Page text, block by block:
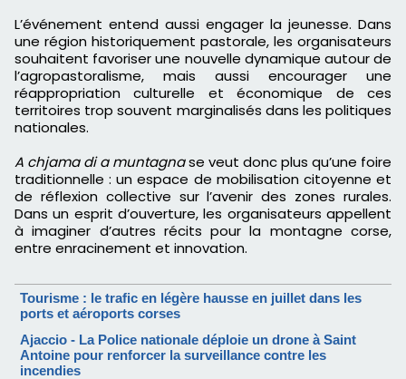
L’événement entend aussi engager la jeunesse. Dans
une région historiquement pastorale, les organisateurs
souhaitent favoriser une nouvelle dynamique autour de
l’agropastoralisme, mais aussi encourager une
réappropriation culturelle et économique de ces
territoires trop souvent marginalisés dans les politiques
nationales.
A chjama di a muntagnase veut donc plus qu’une foire
traditionnelle : un espace de mobilisation citoyenne et
de réflexion collective sur l’avenir des zones rurales.
Dans un esprit d’ouverture, les organisateurs appellent
à imaginer d’autres récits pour la montagne corse,
entre enracinement et innovation.
Tourisme : le trafic en légère hausse en juillet dans les
ports et aéroports corses
Ajaccio - La Police nationale déploie un drone à Saint
Antoine pour renforcer la surveillance contre les
incendies